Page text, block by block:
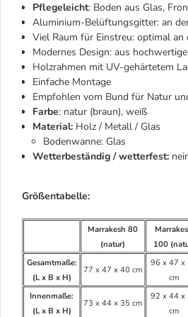
Pflegeleicht: Boden aus Glas,
Aluminium-Belüftungsgitter: an
Viel Raum für Einstreu: optimal an
Modernes Design: aus
Holzrahmen mit UV-gehärtetem
Einfache Montage
Empfohlen vom Bund für Natur
Farbe: natur (braun), weiß
Material: Holz / Metall / Glas
Bodenwanne: Glas
Wetterbeständig / wetterfest:
Größentabelle:
Marrakesh 80
(natur)
100
Gesamtmaße:
(L x B x H)
77 x 47 x 40 cm
96 x 47 x
cm
Innenmaße:
(L x B x H)
73 x 44 x 35 cm
92 x 44 x
cm